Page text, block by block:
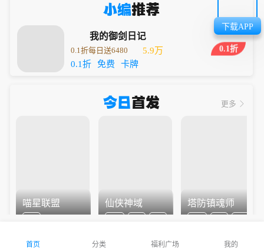
小编推荐
我的御剑日记
0.1折每日送6480
5.9万
0.1折
免费 卡牌
0.1折
今日首发 更多
喵星联盟 仙侠神域 塔防镇魂师
下载APP
首页 分类 福利广场 我的